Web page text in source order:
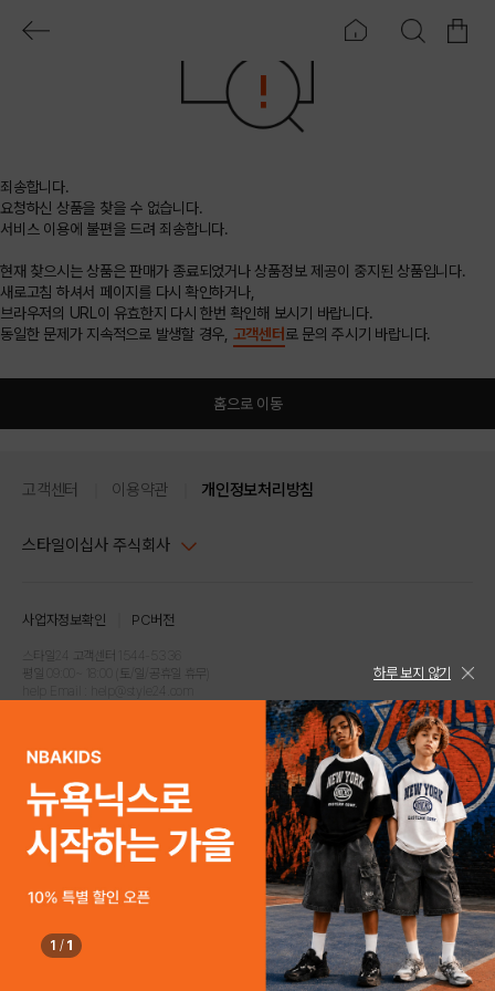
죄송합니다.
요청하신 상품을 찾을 수 없습니다.
서비스 이용에 불편을 드려 죄송합니다.
현재 찾으시는 상품은 판매가 종료되었거나 상품정보 제공이 중지된 상품입니다.
새로고침 하셔서 페이지를 다시 확인하거나,
브라우저의 URL이 유효한지 다시 한번 확인해 보시기 바랍니다.
동일한 문제가 지속적으로 발생할 경우, 고객센터 로 문의 주시기 바랍니다.
홈으로 이동
고객센터 이용약관 개인정보처리방침
스타일이십사 주식회사
주소 : 서울시 강남구 논현로 633, 6층 (논현동, 한세엠케이빌딩)
사업자등록번호 : 116-81-32499
통신판매업신고번호 : 제 2024-서울강남-04239
고객센터 1544-5336(평일 09:00~ 18:00 토/일/공휴일 휴무)
사업자정보확인 PC버전
스타일24 고객센터 1544-5336
평일 09:00~ 18:00 (토/일/공휴일 휴무)
COPYRIGHTⓒ2021 STYLE24 ALL RIGHTS RESERVED.
하루 보지 않기
1 / 1